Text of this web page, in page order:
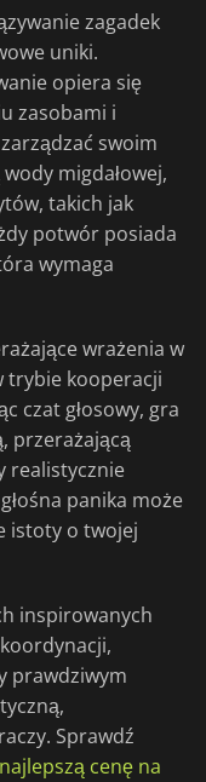
zagadek
uniki.
opiera się
zasobami i
swoim
migdałowej,
takich jak
potwór posiada
wymaga
wrażenia w
trybie kooperacji
czat głosowy, gra
przerażającą
realistycznie
panika może
istoty o twojej
inspirowanych
prawdziwym
Sprawdź
najlepszą cenę na